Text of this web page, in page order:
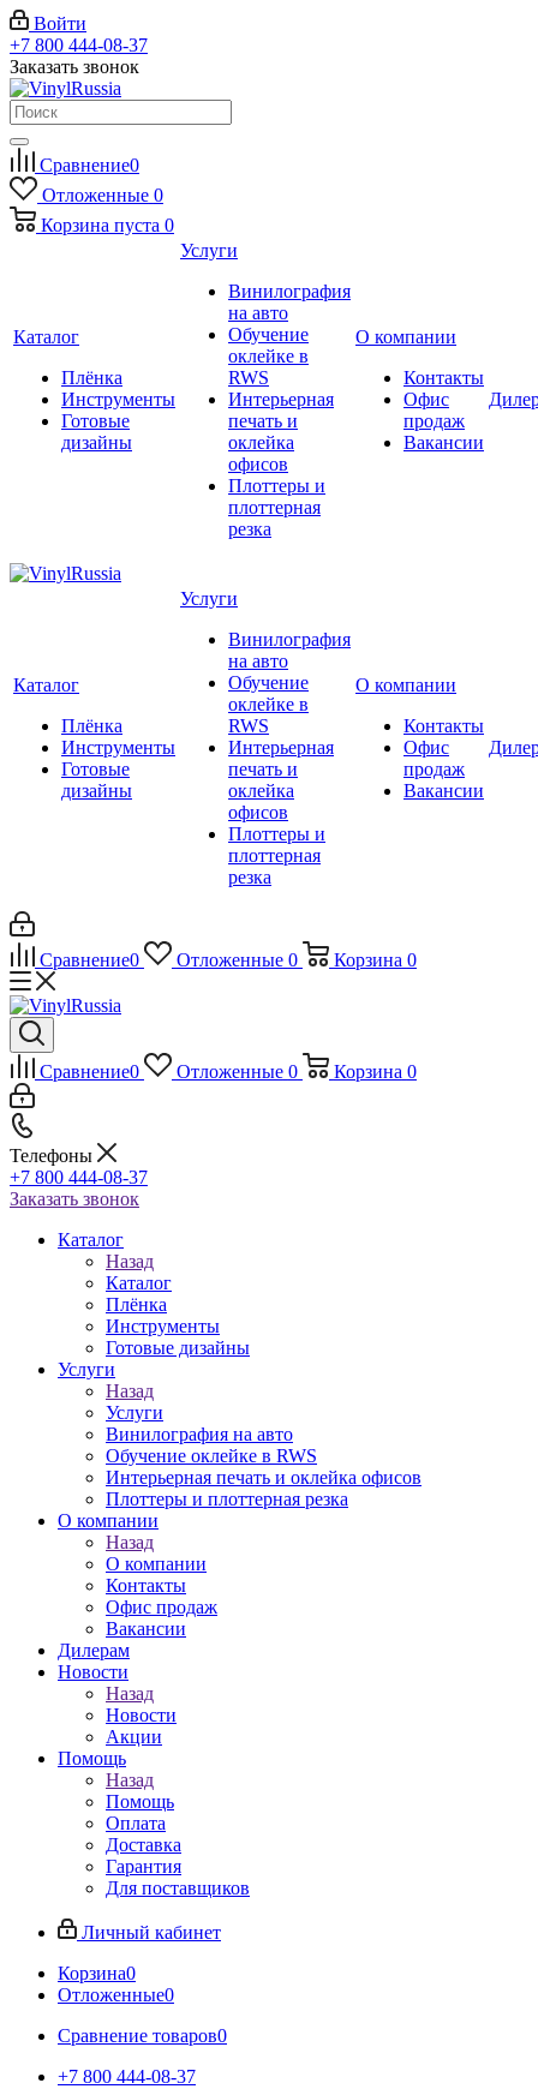
Войти
+7 800 444-08-37
Заказать звонок
Сравнение0
Отложенные 0
Корзина пуста 0
Каталог
Плёнка
Инструменты
Готовые
дизайны
Услуги
Винилография
на авто
Обучение
оклейке в
RWS
Интерьерная
печать и
оклейка
офисов
Плоттеры и
плоттерная
резка
О компании
Контакты
Офис
продаж
Вакансии
Каталог
Плёнка
Инструменты
Готовые
дизайны
Услуги
Винилография
на авто
Обучение
оклейке в
RWS
Интерьерная
печать и
оклейка
офисов
Плоттеры и
плоттерная
резка
О компании
Контакты
Офис
продаж
Вакансии
Сравнение0 Отложенные 0 Корзина 0
Сравнение0 Отложенные 0 Корзина 0
Телефоны
+7 800 444-08-37
Заказать звонок
Каталог
Назад
Каталог
Плёнка
Инструменты
Готовые дизайны
Услуги
Назад
Услуги
Винилография на авто
Обучение оклейке в RWS
Интерьерная печать и оклейка офисов
Плоттеры и плоттерная резка
О компании
Назад
О компании
Контакты
Офис продаж
Вакансии
Дилерам
Новости
Назад
Новости
Акции
Помощь
Назад
Помощь
Оплата
Доставка
Гарантия
Для поставщиков
Личный кабинет
Корзина0
Отложенные0
Сравнение товаров0
+7 800 444-08-37